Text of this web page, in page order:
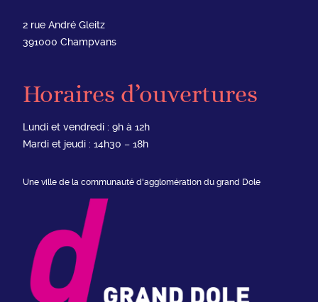
2 rue André Gleitz
391000 Champvans
Horaires d’ouvertures
Lundi et vendredi : 9h à 12h
Mardi et jeudi : 14h30 – 18h
Une ville de la communauté d'agglomération du grand Dole